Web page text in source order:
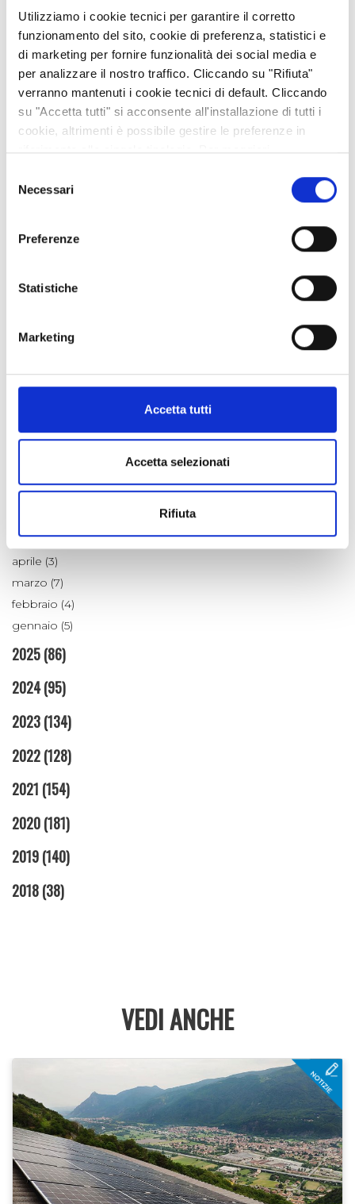
Utilizziamo i cookie tecnici per garantire il corretto
funzionamento del sito, cookie di preferenza, statistici e
di marketing per fornire funzionalità dei social media e
per analizzare il nostro traffico. Cliccando su "Rifiuta"
verranno mantenuti i cookie tecnici di default. Cliccando
su "Accetta tutti" si acconsente all'installazione di tutti i
cookie, altrimenti è possibile gestire le preferenze in
riferimento alle singole tipologie. Per maggiori
delNecessari
Preferenze
Statistiche
Marketing
Accetta tutti
Accetta selezionati
Rifiuta
CATEGORIE
#ARCHIVIO FOTO DEL GIORNO
#ARCHIVIO NEWSLETTERS
Animali
Appuntamenti
Cultura e Territorio
Enogastronomia
Fiori e Piante
Natale a km zero
Ricette
Tradizioni
ARCHIVIO
2026
luglio (4)
maggio (4)
aprile (3)
marzo (7)
febbraio (4)
gennaio (5)
2025(86)
2024(95)
2023(134)
2022(128)
2021 (154)
2020(181)
2019(140)
2018(38)
VEDI ANCHE